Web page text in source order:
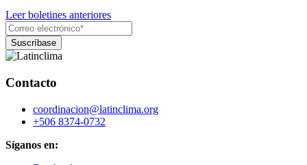
Leer boletines anteriores
Contacto
coordinacion@latinclima.org
+506 8374-0732
Síganos en: